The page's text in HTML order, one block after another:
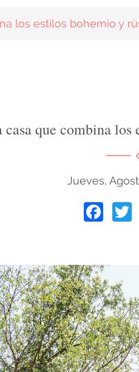
los estilos bohemio y
casa que combina
Jueves,